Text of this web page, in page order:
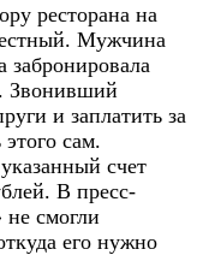
ресторана на
Мужчина
забронировала
Звонивший
и заплатить за
сам.
счет
В пресс-
смогли
его нужно